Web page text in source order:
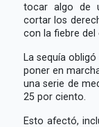
tocar algo de
cortar los
con la fiebre del
La sequía
poner en
una serie de
25 por ciento.
Esto afectó,